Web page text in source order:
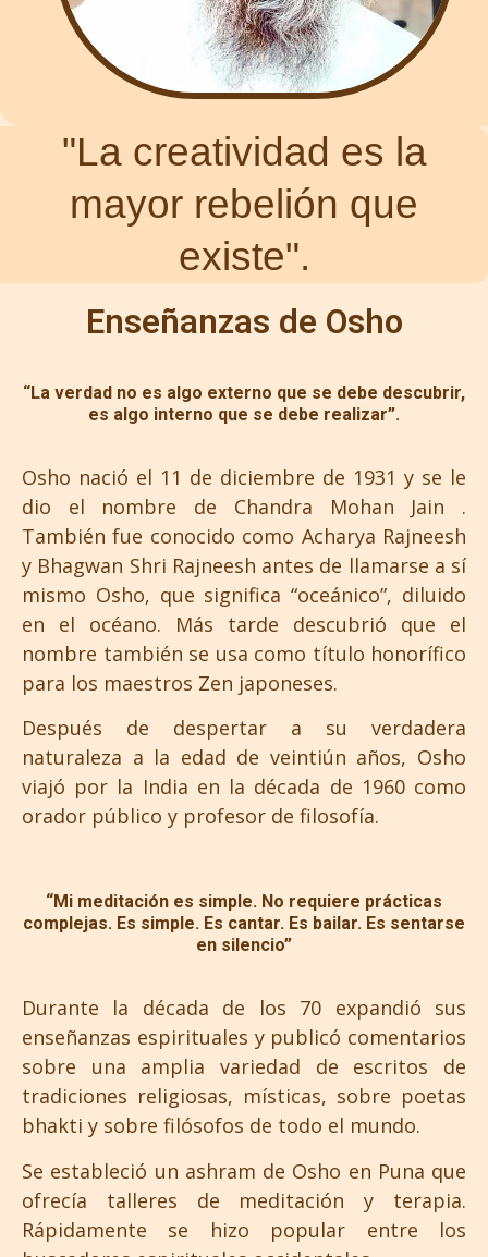
"La creatividad es la
mayor rebelión que
existe".
Enseñanzas de Osho
“La verdad no es algo externo que se debe descubrir,
es algo interno que se debe realizar”.
Osho nació el 11 de diciembre de 1931 y se le
dio el nombre de Chandra Mohan Jain .
También fue conocido como Acharya Rajneesh
y Bhagwan Shri Rajneesh antes de llamarse a sí
mismo Osho, que significa “oceánico”, diluido
en el océano. Más tarde descubrió que el
nombre también se usa como título honorífico
para los maestros Zen japoneses.
Después de despertar a su verdadera
naturaleza a la edad de veintiún años, Osho
viajó por la India en la década de 1960 como
orador público y profesor de filosofía.
“Mi meditación es simple. No requiere prácticas
complejas. Es simple. Es cantar. Es bailar. Es sentarse
en silencio”
Durante la década de los 70 expandió sus
enseñanzas espirituales y publicó comentarios
sobre una amplia variedad de escritos de
tradiciones religiosas, místicas, sobre poetas
bhakti y sobre filósofos de todo el mundo.
Se estableció un ashram de Osho en Puna que
ofrecía talleres de meditación y terapia.
Rápidamente se hizo popular entre los